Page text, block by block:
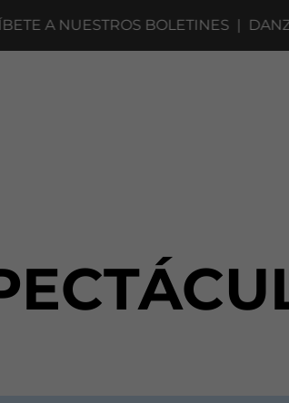
A NUESTROS BOLETINES|DANZA A